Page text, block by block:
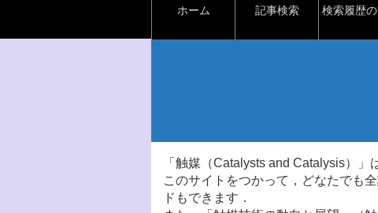
ホーム 記事検索 検索履歴
「触媒（Catalysts and Catalysis）
このサイトをつかって，どなたでも
ドもできます．